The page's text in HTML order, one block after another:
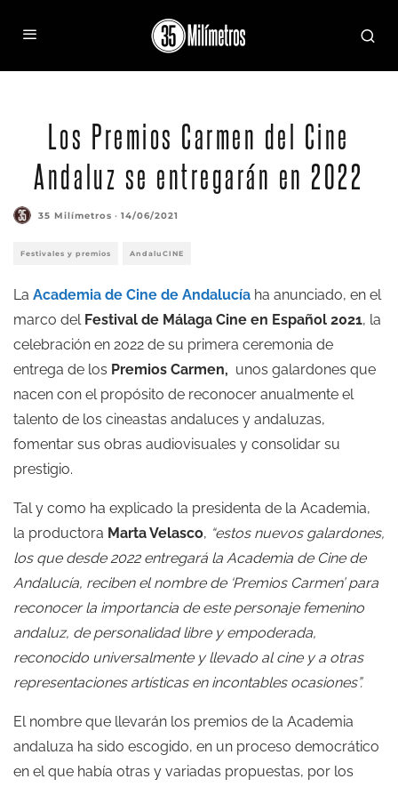
Los Premios Carmen del Cine
Andaluz se entregarán en 2022
35 Milímetros · 14/06/2021
Festivales y premios AndaluCINE
La Academia de Cine de Andalucía ha anunciado, en el
marco delFestival de Málaga Cine en Español 2021, la
celebración en 2022 de su primera ceremonia de
entrega de los Premios Carmen, unos galardones que
nacen con el propósito de reconocer anualmente el
talento de los cineastas andaluces y andaluzas,
fomentar sus obras audiovisuales y consolidar su
prestigio.
Tal y como ha explicado la presidenta de la Academia,
la productora Marta Velasco, “estos nuevos galardones,
los que desde 2022 entregará la Academia de Cine de
Andalucía, reciben el nombre de ‘Premios Carmen’ para
reconocer la importancia de este personaje femenino
andaluz, de personalidad libre y empoderada,
reconocido universalmente y llevado al cine y a otras
representaciones artísticas en incontables ocasiones”.
El nombre que llevarán los premios de la Academia
andaluza ha sido escogido, en un proceso democrático
en el que había otras y variadas propuestas, por los